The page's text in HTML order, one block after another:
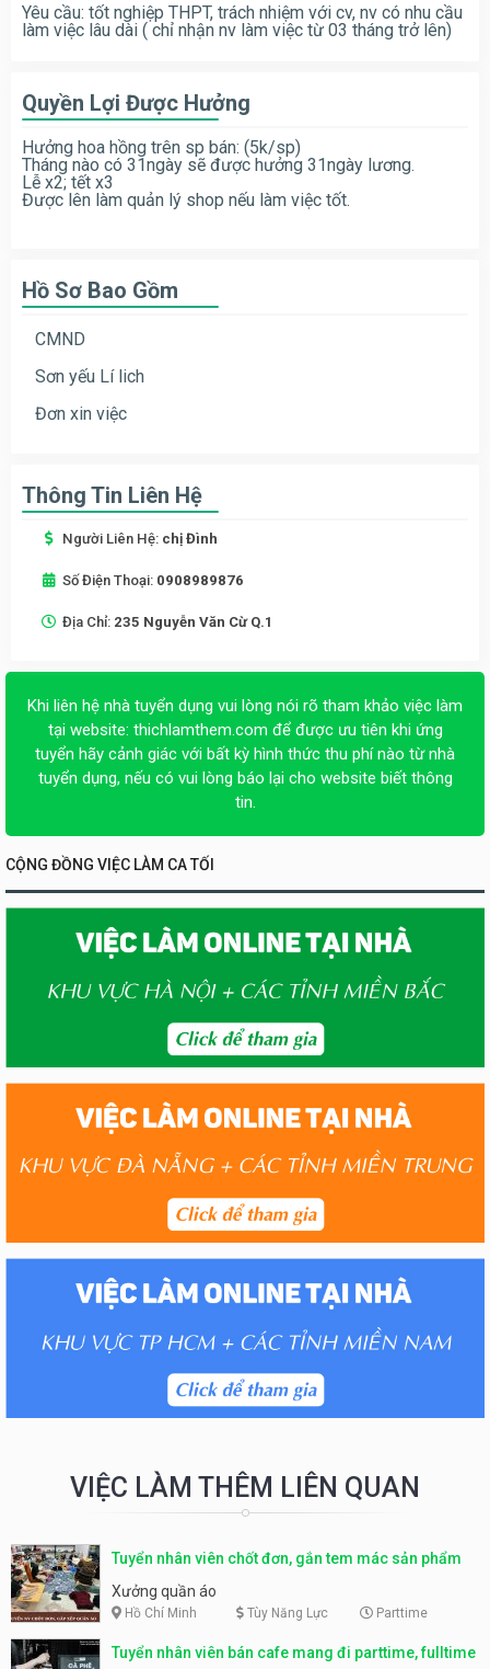
Yêu cầu: tốt nghiệp THPT, trách nhiệm với cv, nv có nhu cầu
làm việc lâu dài ( chỉ nhận nv làm việc từ 03 tháng trở lên)
Quyền Lợi Được Hưởng
Hưởng hoa hồng trên sp bán: (5k/sp)
Tháng nào có 31ngày sẽ được hưởng 31ngày lương.
Lễ x2; tết x3
Được lên làm quản lý shop nếu làm việc tốt.
Hồ Sơ Bao Gồm
CMND
Sơn yếu Lí lich
Đơn xin việc
Thông Tin Liên Hệ
Người Liên Hệ: chị Đình
Số Điện Thoại: 0908989876
Địa Chỉ: 235 Nguyễn Văn Cừ Q.1
Khi liên hệ nhà tuyển dụng vui lòng nói rõ tham khảo việc làm
tại website: thichlamthem.com để được ưu tiên khi ứng
tuyển hãy cảnh giác với bất kỳ hình thức thu phí nào từ nhà
tuyển dụng, nếu có vui lòng báo lại cho website biết thông
tin.
CỘNG ĐỒNG VIỆC LÀM CA TỐI
VIỆC LÀM THÊM LIÊN QUAN
Tuyển nhân viên chốt đơn, gắn tem mác sản phẩm
Xưởng quần áo
Hồ Chí Minh Tùy Năng Lực Parttime
Tuyển nhân viên bán cafe mang đi parttime, fulltime